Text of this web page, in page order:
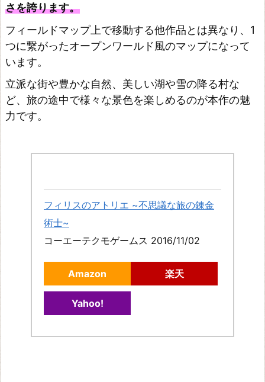
さを誇ります。
フィールドマップ上で移動する他作品とは異なり、1
つに繋がったオープンワールド風のマップになって
います。
立派な街や豊かな自然、美しい湖や雪の降る村な
ど、旅の途中で様々な景色を楽しめるのが本作の魅
力です。
フィリスのアトリエ ~不思議な旅の錬金
術士~
コーエーテクモゲームス 2016/11/02
Amazon 楽天
Yahoo!